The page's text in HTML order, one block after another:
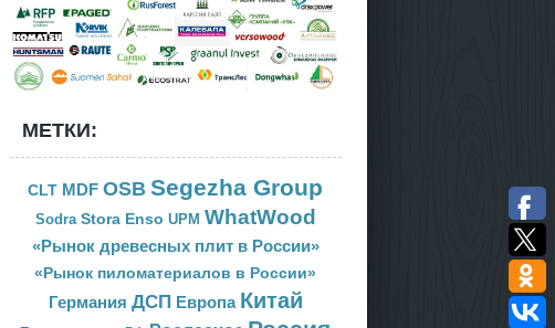
МЕТКИ:
CLT MDF OSB Segezha Group
Sodra Stora Enso UPM WhatWood
«Рынок древесных плит в России»
«Рынок пиломатериалов в России»
Германия ДСП Европа Китай